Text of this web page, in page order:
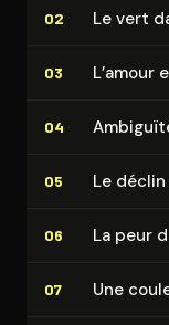
02 Le vert
03 L’amour
04
05 Le
06 La peur
07 Une